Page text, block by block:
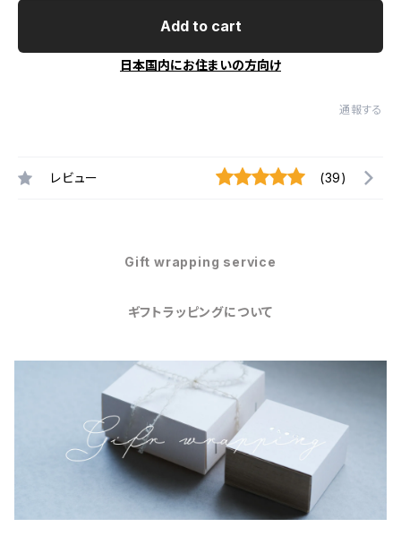
Add to cart
日本国内にお住まいの方向け
通報する
レビュー (39)
Gift wrapping service
ギフトラッピングについて